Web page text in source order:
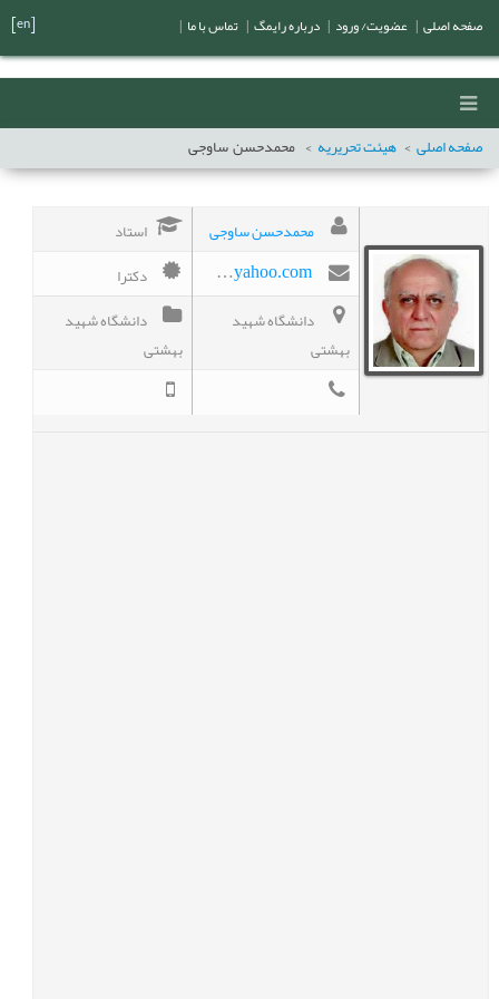
صفحه اصلی هیئت تحریریه محمدحسنساوجی
محمدحسن ساوجی استاد
savoji.mohammad@yahoo.com
دکترا
دانشگاه شهید
بهشتی
دانشگاه شهید
بهشتی
صفحه اصلی عضویت/ ورود درباره رایمگ تماس با ما